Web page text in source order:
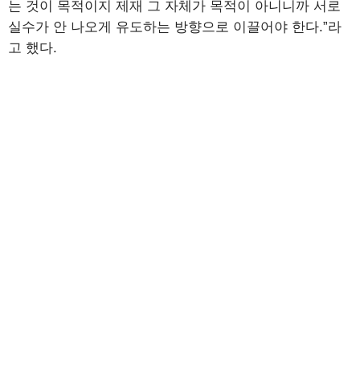
는 것이 목적이지 제재 그 자체가 목적이 아니니까 서로
실수가 안 나오게 유도하는 방향으로 이끌어야 한다.”라
고 했다.